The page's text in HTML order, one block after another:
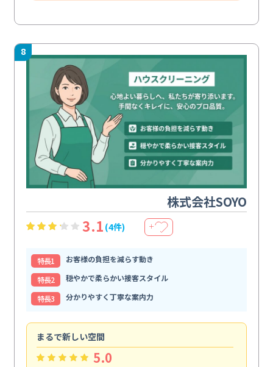
8
株式会社SOYO
3.1 (4件) ＋
特⻑1
お客様の負担を減らす動き
特⻑2
穏やかで柔らかい接客スタイル
特⻑3
分かりやすく丁寧な案内力
まるで新しい空間
5.0